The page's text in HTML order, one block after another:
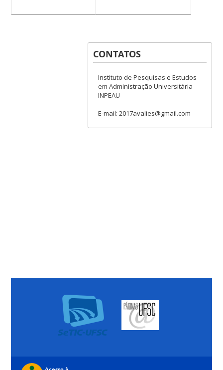
CONTATOS
Instituto de Pesquisas e Estudos
em Administração Universitária
INPEAU
E-mail: 2017avalies@gmail.com